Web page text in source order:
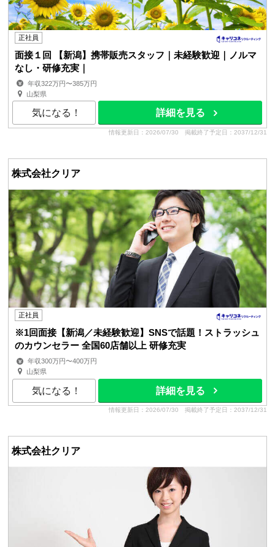
正社員
面接１回 【新潟】携帯販売スタッフ｜未経験歓迎｜ノルマ
なし・研修充実｜
年収322万円〜385万円
山梨県
気になる！ 詳細を見る
情報更新日：2026/07/30 掲載終了予定日：2037/12/31
株式会社クリア
正社員
※1回面接【新潟／未経験歓迎】SNSで話題！ストラッシュ
のカウンセラー 全国60店舗以上 研修充実
年収300万円〜400万円
山梨県
気になる！ 詳細を見る
情報更新日：2026/07/30 掲載終了予定日：2037/12/31
株式会社クリア